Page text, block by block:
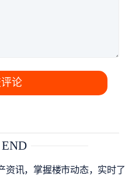
论
资讯，掌握楼市动态，实时了